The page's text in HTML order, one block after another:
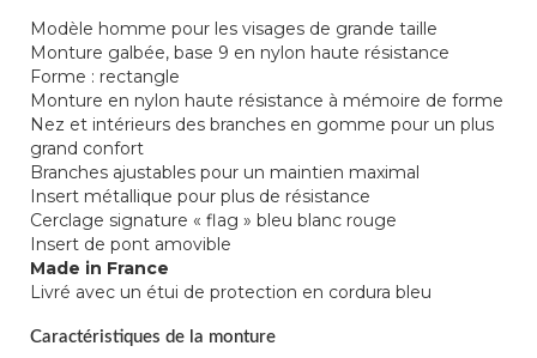
Modèle homme pour les visages de grande taille
Monture galbée, base 9 en nylon haute résistance
Forme : rectangle
Monture en nylon haute résistance à mémoire de forme
Nez et intérieurs des branches en gomme pour un plus
grand confort
Branches ajustables pour un maintien maximal
Insert métallique pour plus de résistance
Cerclage signature « flag » bleu blanc rouge
Insert de pont amovible
Made in France
Livré avec un étui de protection en cordura bleu
Caractéristiques de la monture